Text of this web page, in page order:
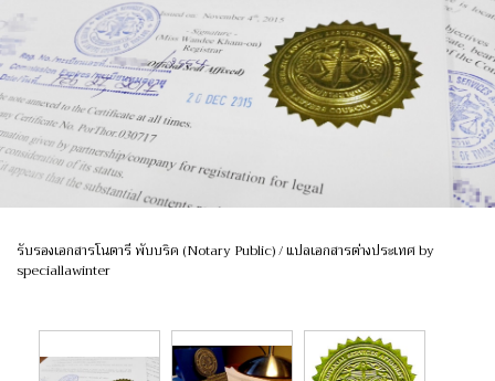
รับรองเอกสารโนตารี พับบริค (Notary Public) / แปลเอกสารต่างประเทศ by
speciallawinter